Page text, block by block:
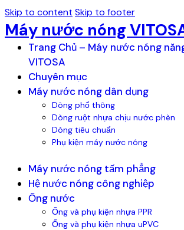
Skip to content Skip to footer
Máy nước nóng
Trang Chủ – Máy nước nóng
VITOSA
Chuyên mục
Máy nước nóng dân dụng
Dòng phổ thông
Dòng ruột nhựa chịu nước phèn
Dòng tiêu chuẩn
Phụ kiện máy nước nóng
Máy nước nóng tấm phẳng
Hệ nước nóng công nghiệp
Ống nước
Ống và phụ kiện nhựa PPR
Ống và phụ kiện nhựa uPVC